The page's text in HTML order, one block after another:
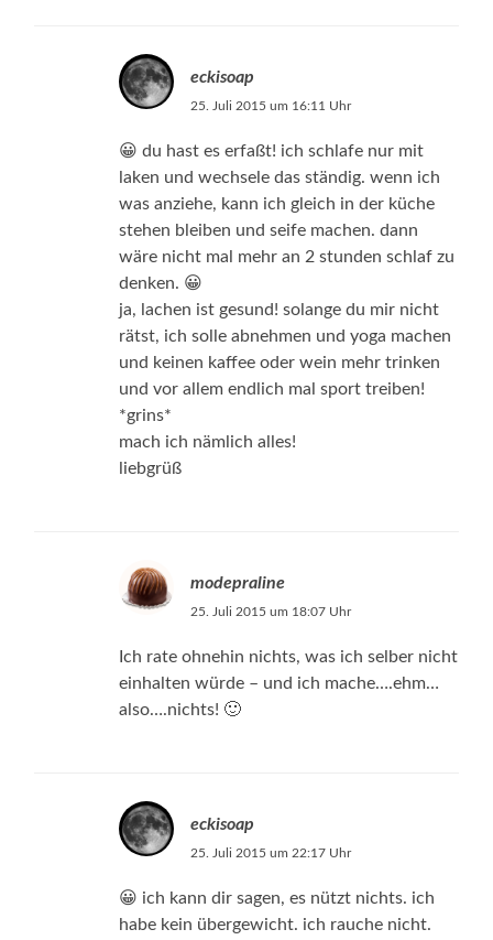
eckisoap
25. Juli 2015 um 16:11 Uhr
😀 du hast es erfaßt! ich schlafe nur mit
laken und wechsele das ständig. wenn ich
was anziehe, kann ich gleich in der küche
stehen bleiben und seife machen. dann
wäre nicht mal mehr an 2 stunden schlaf zu
denken. 😀
ja, lachen ist gesund! solange du mir nicht
rätst, ich solle abnehmen und yoga machen
und keinen kaffee oder wein mehr trinken
und vor allem endlich mal sport treiben!
*grins*
mach ich nämlich alles!
liebgrüß
modepraline
25. Juli 2015 um 18:07 Uhr
Ich rate ohnehin nichts, was ich selber nicht
einhalten würde – und ich mache….ehm…
also….nichts! 🙂
eckisoap
25. Juli 2015 um 22:17 Uhr
😀 ich kann dir sagen, es nützt nichts. ich
habe kein übergewicht. ich rauche nicht.